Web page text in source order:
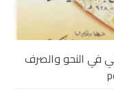
في النحو والصرف